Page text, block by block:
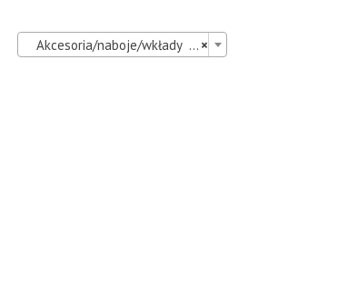
×
Akcesoria/naboje/wkłady (41)